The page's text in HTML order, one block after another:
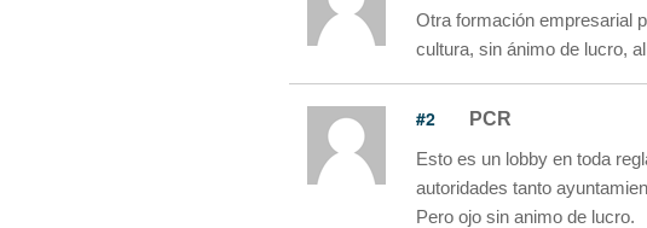
Otra formación empresarial
cultura, sin ánimo de lucro,
#2 PCR
Esto es un lobby en toda
autoridades tanto
Pero ojo sin animo de lucro.